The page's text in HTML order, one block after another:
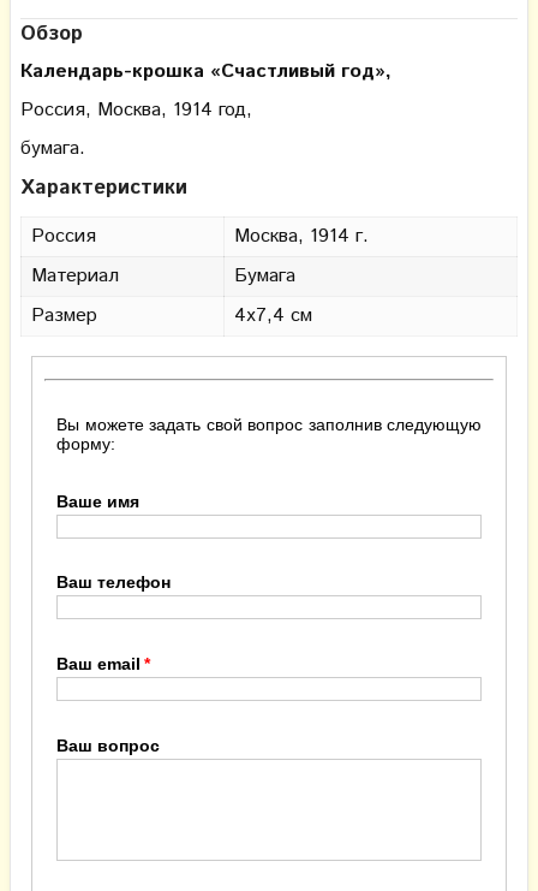
Обзор
Календарь-крошка «Счастливый год»,
Россия, Москва, 1914 год,
бумага.
Характеристики
Россия
Москва, 1914 г.
Материал
Бумага
Размер
4х7,4 см
Вы можете задать свой вопрос заполнив следующую
форму:
Ваше имя
Ваш телефон
Ваш email
Ваш вопрос